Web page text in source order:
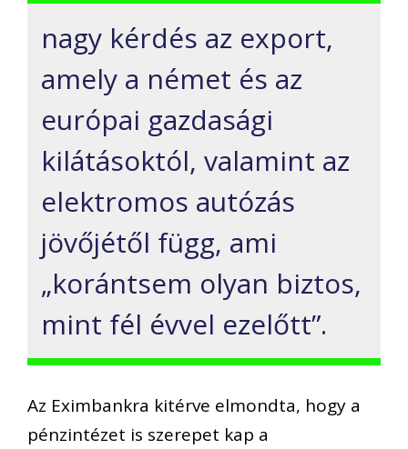
nagy kérdés az export,
amely a német és az
európai gazdasági
kilátásoktól, valamint az
elektromos autózás
jövőjétől függ, ami
„korántsem olyan biztos,
mint fél évvel ezelőtt”.
Az Eximbankra kitérve elmondta, hogy a
pénzintézet is szerepet kap a